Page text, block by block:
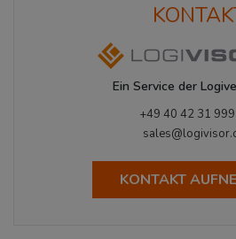
Ein Service der
+49 40 42 31
KONTAKT